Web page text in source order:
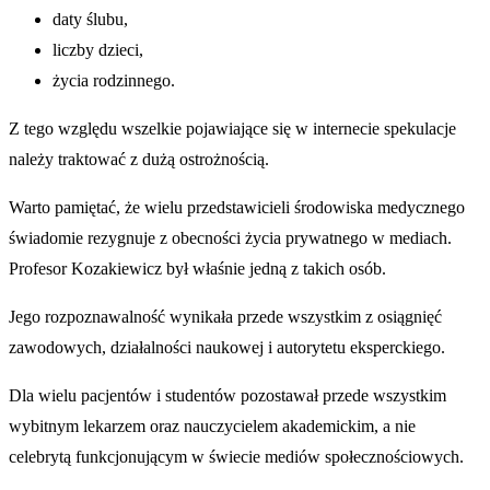
daty ślubu,
liczby dzieci,
życia rodzinnego.
Z tego względu wszelkie pojawiające się w internecie spekulacje
należy traktować z dużą ostrożnością.
Warto pamiętać, że wielu przedstawicieli środowiska medycznego
świadomie rezygnuje z obecności życia prywatnego w mediach.
Profesor Kozakiewicz był właśnie jedną z takich osób.
Jego rozpoznawalność wynikała przede wszystkim z osiągnięć
zawodowych, działalności naukowej i autorytetu eksperckiego.
Dla wielu pacjentów i studentów pozostawał przede wszystkim
wybitnym lekarzem oraz nauczycielem akademickim, a nie
celebrytą funkcjonującym w świecie mediów społecznościowych.